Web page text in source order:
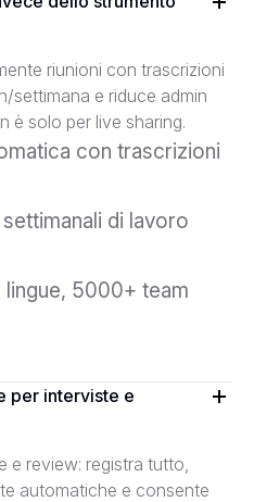
riunioni con trascrizioni
settimana e riduce admin
è solo per live sharing.
con trascrizioni
di lavoro
lingue, 5000+ team
per interviste e
e review: registra tutto,
automatiche e consente